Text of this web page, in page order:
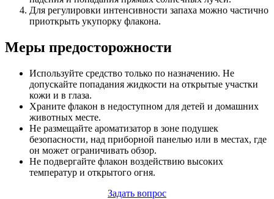
Для регулировки интенсивности запаха можно частично
приоткрыть укупорку флакона.
Меры предосторожности
Используйте средство только по назначению. Не
допускайте попадания жидкости на открытые участки
кожи и в глаза.
Храните флакон в недоступном для детей и домашних
животных месте.
Не размещайте ароматизатор в зоне подушек
безопасности, над приборной панелью или в местах, где
он может ограничивать обзор.
Не подвергайте флакон воздействию высоких
температур и открытого огня.
Задать вопрос